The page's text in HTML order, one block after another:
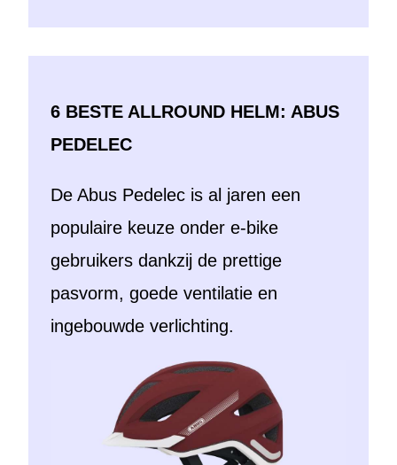
6 BESTE ALLROUND HELM: ABUS
PEDELEC
De Abus Pedelec is al jaren een
populaire keuze onder e-bike
gebruikers dankzij de prettige
pasvorm, goede ventilatie en
ingebouwde verlichting.